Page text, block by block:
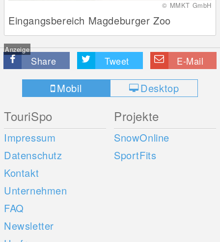
© MMKT GmbH
Eingangsbereich Magdeburger Zoo
Anzeige
Share Tweet E-Mail
Mobil Desktop
TouriSpo
Impressum
Datenschutz
Kontakt
Unternehmen
FAQ
Newsletter
Projekte
SnowOnline
SportFits